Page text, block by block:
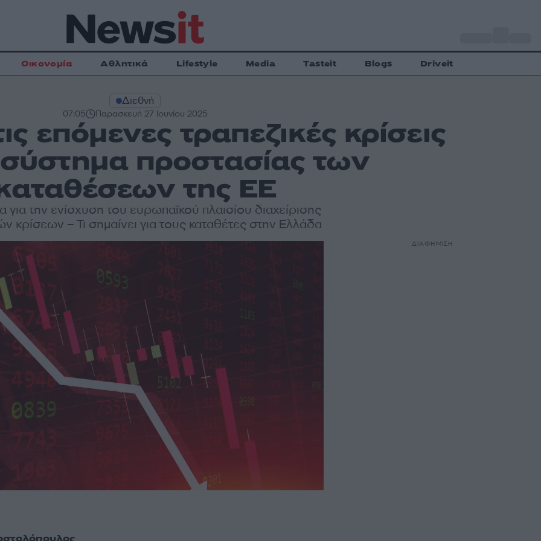
Οικονομία Αθλητικά Lifestyle Media Tasteit Blogs Driveit
Διεθνή
07:05 Παρασκευή 27 Ιουνίου 2025
επόμενες τραπεζικές κρίσεις
προστασίας των
της ΕΕ
για την ενίσχυση του ευρωπαϊκού πλαισίου διαχείρισης
κρίσεων – Τι σημαίνει για τους καταθέτες στην Ελλάδα
ΔΙΑΦΗΜΙΣΗ